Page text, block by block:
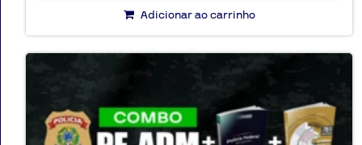
Adicionar ao carrinho